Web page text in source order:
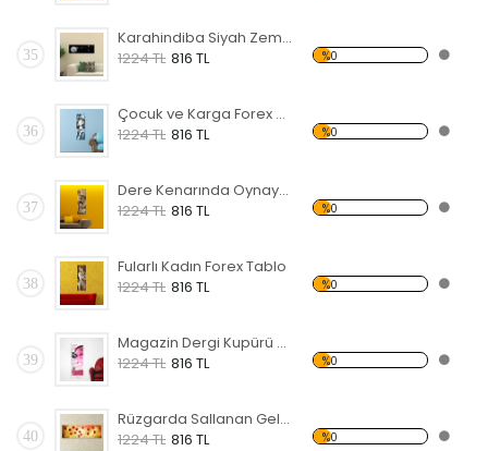
35
Karahindiba Siyah Zemin Forex Tablo
1224 TL 816 TL %0
36
Çocuk ve Karga Forex Tablo
1224 TL 816 TL %0
37
Dere Kenarında Oynayan Çocuklar Forex Tablo
1224 TL 816 TL %0
38
Fularlı Kadın Forex Tablo
1224 TL 816 TL %0
39
Magazin Dergi Kupürü Forex Tablo
1224 TL 816 TL %0
40
Rüzgarda Sallanan Gelincikler Forex Tablo
1224 TL 816 TL %0